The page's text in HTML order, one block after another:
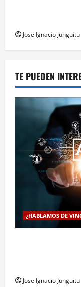
Jose Ignacio Junguitu
TE PUEDEN
¿HABLAMOS DE
Jose Ignacio Junguitu